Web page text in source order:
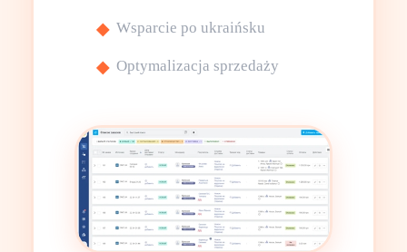
Wsparcie po ukraińsku
Optymalizacja sprzedaży